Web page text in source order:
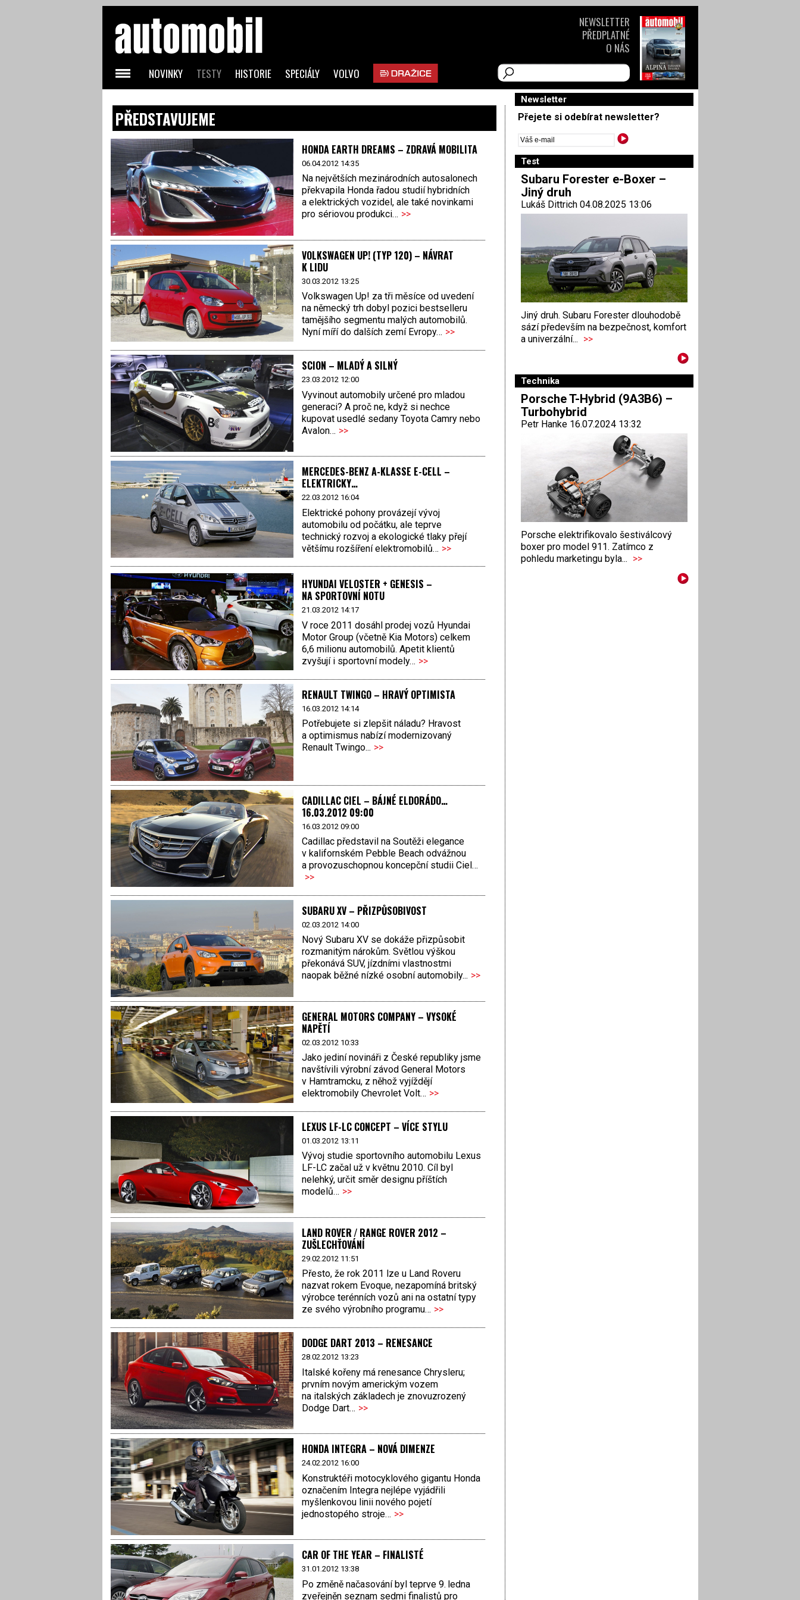
PŘEDSTAVUJEME
HONDA EARTH DREAMS – ZDRAVÁ MOBILITA
06.04.2012 14:35
Na největších mezinárodních auto­salonech
překvapila Honda řadou studií hybridních
a elektrických vozidel, ale také novinkami
pro sériovou produkci… >>
VOLKSWAGEN UP! (TYP 120) – NÁVRAT
K LIDU
30.03.2012 13:25
Volkswagen Up! za tři měsíce od uvedení
na německý trh dobyl pozici bestselleru
tamějšího segmentu malých automobilů.
Nyní míří do dalších zemí Evropy… >>
SCION – MLADÝ A SILNÝ
23.03.2012 12:00
Vyvinout automobily určené pro mladou
generaci? A proč ne, když si nechce
kupovat usedlé sedany Toyota Camry nebo
Avalon… >>
MERCEDES-BENZ A-KLASSE E-CELL –
ELEKTRICKY…
22.03.2012 16:04
Elektrické pohony provázejí vývoj
automobilu od počátku, ale teprve
technický rozvoj a ekologické tlaky přejí
většímu rozšíření elektromobilů… >>
HYUNDAI VELOSTER + GENESIS –
NA SPORTOVNÍ NOTU
21.03.2012 14:17
V roce 2011 dosáhl prodej vozů Hyundai
Motor Group (včetně Kia Motors) celkem
6,6 milionu automobilů. Apetit klientů
zvyšují i sportovní modely… >>
RENAULT TWINGO – HRAVÝ OPTIMISTA
16.03.2012 14:14
Potřebujete si zlepšit náladu? Hravost
a optimismus nabízí modernizovaný
Renault Twingo... >>
CADILLAC CIEL – BÁJNÉ ELDORÁDO…
16.03.2012 09:00
16.03.2012 09:00
Cadillac představil na Soutěži elegance
v kalifornském Pebble Beach odvážnou
a provozuschopnou koncepční studii Ciel…
>>
SUBARU XV – PŘIZPŮSOBIVOST
02.03.2012 14:00
Nový Subaru XV se dokáže přizpůsobit
rozmanitým nárokům. Světlou výškou
překonává SUV, jízdními vlastnostmi
naopak běžné nízké osobní automobily... >>
GENERAL MOTORS COMPANY – VYSOKÉ
NAPĚTÍ
02.03.2012 10:33
Jako jediní novináři z České republiky jsme
navštívili výrobní závod General Motors
v Hamtramcku, z něhož vyjíždějí
elektromobily Chevrolet Volt… >>
LEXUS LF-LC CONCEPT – VÍCE STYLU
01.03.2012 13:11
Vývoj studie sportovního automobilu Lexus
LF-LC začal už v květnu 2010. Cíl byl
nelehký, určit směr designu příštích
modelů… >>
LAND ROVER / RANGE ROVER 2012 –
ZUŠLECHŤOVÁNÍ
29.02.2012 11:51
Přesto, že rok 2011 lze u Land Roveru
nazvat rokem Evoque, nezapomíná britský
výrobce terénních vozů ani na ostatní typy
ze svého výrobního programu… >>
DODGE DART 2013 – RENESANCE
28.02.2012 13:23
Italské kořeny má renesance Chrysleru;
prvním novým americkým vozem
na italských základech je znovuzrozený
Dodge Dart… >>
HONDA INTEGRA – NOVÁ DIMENZE
24.02.2012 16:00
Konstruktéři motocyklového gigantu Honda
označením Integra nejlépe vyjádřili
myšlenkovou linii nového pojetí
jednostopého stroje… >>
CAR OF THE YEAR – FINALISTÉ
31.01.2012 13:38
Po změně načasování byl teprve 9. ledna
zveřejněn seznam sedmi finalistů pro
Newsletter
Přejete si odebírat newsletter?
Test
Subaru Forester e-Boxer –
Jiný druh
Lukáš Dittrich 04.08.2025 13:06
Jiný druh. Subaru Forester dlouhodobě
sází především na bezpečnost, komfort
a univerzální... >>
Technika
Porsche T-Hybrid (9A3B6) –
Turbohybrid
Petr Hanke 16.07.2024 13:32
Porsche elektrifikovalo šestiválcový
boxer pro model 911. Zatímco z
pohledu marketingu byla... >>
NOVINKY TESTY HISTORIE SPECIÁLY VOLVO
NEWSLETTER
PŘEDPLATNÉ
O NÁS